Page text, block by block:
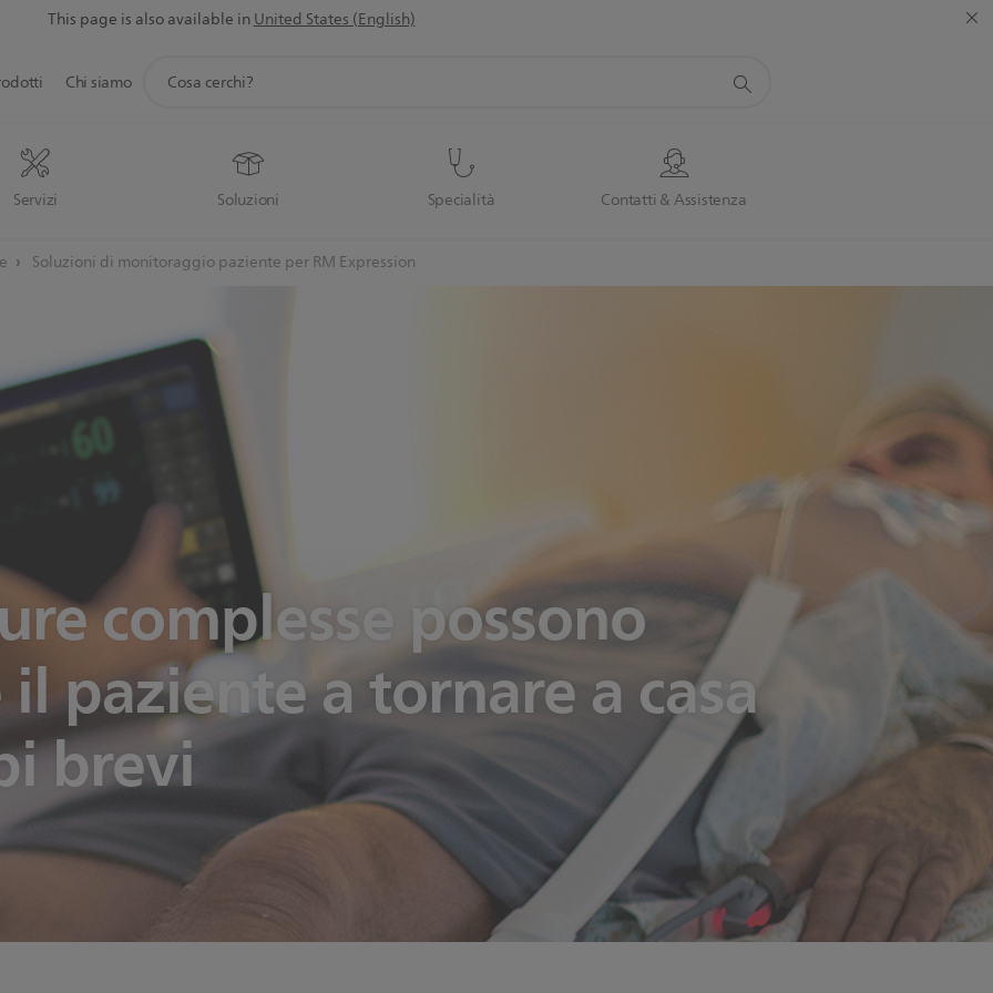
This page is also available inUnited States (English)
Servizi Soluzioni Specialità Contatti & Assistenza
Chi siamo
supporto
Soluzioni di monitoraggio paziente per RM Expression
complesse possono
paziente a tornare a casa
brevi